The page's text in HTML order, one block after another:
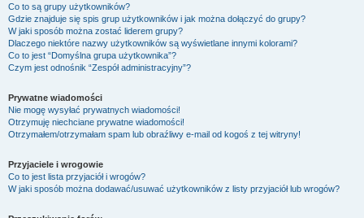
Co to są grupy użytkowników?
Gdzie znajduje się spis grup użytkowników i jak można dołączyć do grupy?
W jaki sposób można zostać liderem grupy?
Dlaczego niektóre nazwy użytkowników są wyświetlane innymi kolorami?
Co to jest “Domyślna grupa użytkownika”?
Czym jest odnośnik “Zespół administracyjny”?
Prywatne wiadomości
Nie mogę wysyłać prywatnych wiadomości!
Otrzymuję niechciane prywatne wiadomości!
Otrzymałem/otrzymałam spam lub obraźliwy e-mail od kogoś z tej witryny!
Przyjaciele i wrogowie
Co to jest lista przyjaciół i wrogów?
W jaki sposób można dodawać/usuwać użytkowników z listy przyjaciół lub wrogów?